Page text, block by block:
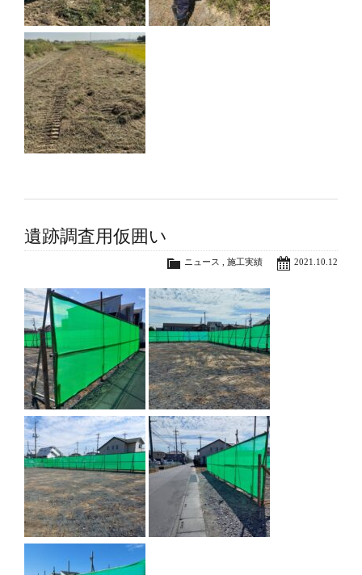
遺跡調査用仮囲い
2021.10.12
ニュース 施工実績